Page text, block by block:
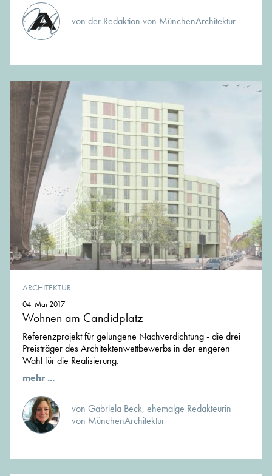
von der Redaktion von MünchenArchitektur
ARCHITEKTUR
04. Mai 2017
Wohnen am Candidplatz
Referenzprojekt für gelungene Nachverdichtung - die drei
Preisträger des Architektenwettbewerbs in der engeren
Wahl für die Realisierung.
mehr ...
von Gabriela Beck, ehemalge Redakteurin
von MünchenArchitektur